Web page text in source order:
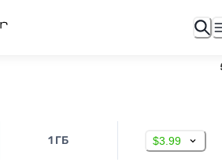
1 ГБ $3.99